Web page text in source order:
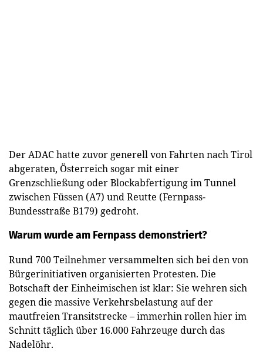
Der ADAC hatte zuvor generell von Fahrten nach Tirol
abgeraten, Österreich sogar mit einer
Grenzschließung oder Blockabfertigung im Tunnel
zwischen Füssen (A7) und Reutte (Fernpass-
Bundesstraße B179) gedroht.
Warum wurde am Fernpass demonstriert?
Rund 700 Teilnehmer versammelten sich bei den von
Bürgerinitiativen organisierten Protesten. Die
Botschaft der Einheimischen ist klar: Sie wehren sich
gegen die massive Verkehrsbelastung auf der
mautfreien Transitstrecke – immerhin rollen hier im
Schnitt täglich über 16.000 Fahrzeuge durch das
Nadelöhr.